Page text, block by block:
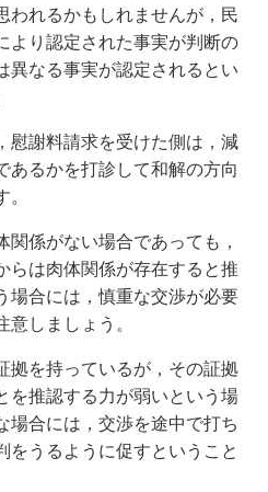
われるかもしれませんが，民
より認定された事実が判断の
異なる事実が認定されるとい
慰謝料請求を受けた側は，減
あるかを打診して和解の方向
係がない場合であっても，
らは肉体関係が存在すると推
場合には，慎重な交渉が必要
しましょう。
拠を持っているが，その証拠
を推認する力が弱いという場
場合には，交渉を途中で打ち
をうるように促すということ